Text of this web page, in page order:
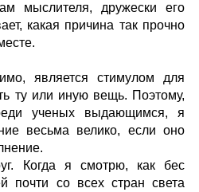
мыслителя, дружески его
какая причина так прочно
является стимулом для
ту или иную вещь. Поэтому,
ученых выдающимся, я
весьма велико, если оно
Когда я смотрю, как бес
почти со всех стран света